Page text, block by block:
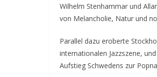
Wilhelm Stenhammar und
von Melancholie, Natur und
Parallel dazu eroberte
internationalen Jazzszene,
Aufstieg Schwedens zur